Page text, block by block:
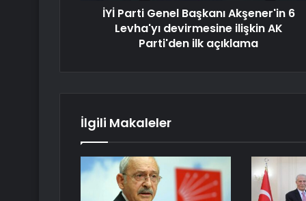
İYİ Parti Genel Başkanı Akşener'in 6
Levha'yı devirmesine ilişkin AK
Parti'den ilk açıklama
İlgili Makaleler